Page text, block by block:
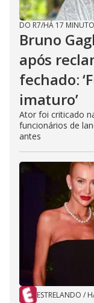
DO R7/HÁ 17
Bruno
após
fechado:
imaturo’
Ator foi criticado
funcionários de
antes
ESTRELANDO /